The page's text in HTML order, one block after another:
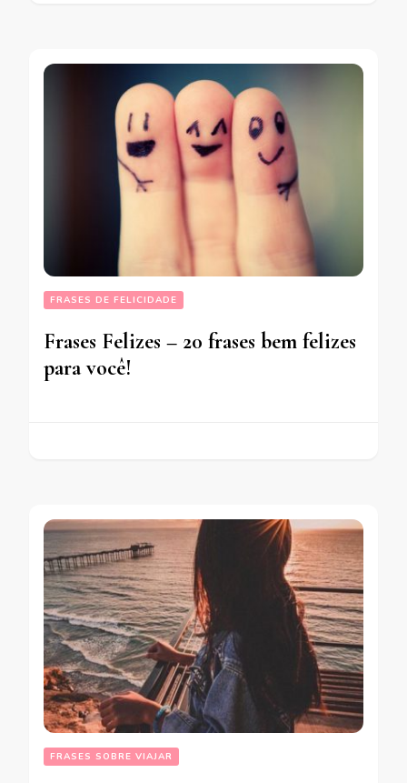
FRASES DE FELICIDADE
Frases Felizes – 20 frases bem felizes
para você!
FRASES SOBRE VIAJAR